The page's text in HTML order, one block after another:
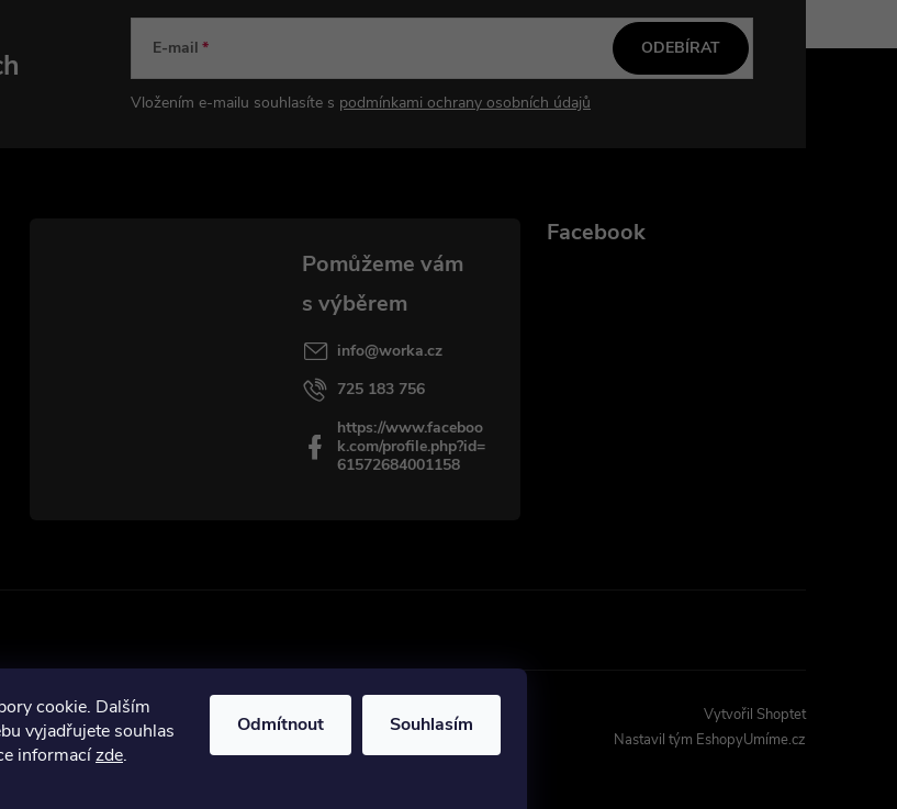
cookie. Dalším
vyjadřujete souhlas
informacízde.
Odmítnout Souhlasím
E-mail
Vložením e-mailu souhlasíte s podmínkami ochrany osobních údajů
ODEBÍRAT
info@worka.cz
725 183 756
https://www.faceboo
k.com/profile.php?id=
61572684001158
Facebook
Vytvořil Shoptet
Nastavil tým EshopyUmíme.cz